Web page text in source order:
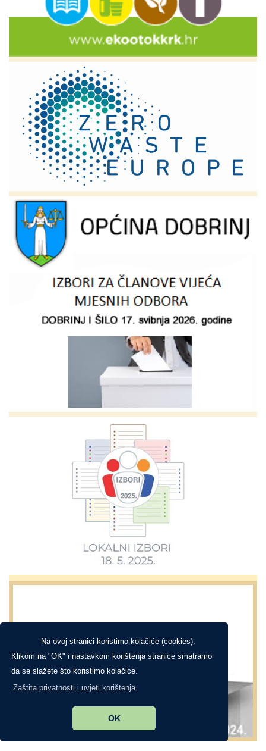
Na ovoj stranici koristimo kolačiće (cookies).
Klikom na "OK" i nastavkom korištenja stranice smatramo
da se slažete što koristimo kolačiće.
Zaštita privatnosti i uvjeti korištenja
OK